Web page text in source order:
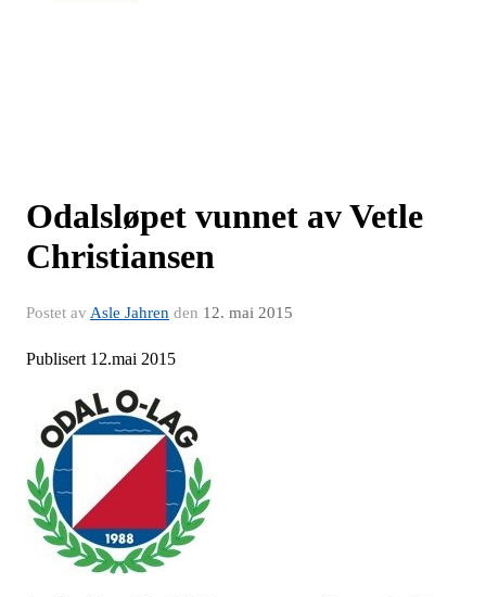
Odalsløpet vunnet av Vetle
Christiansen
Postet av Asle Jahren den 12. mai 2015
Publisert 12.mai 2015